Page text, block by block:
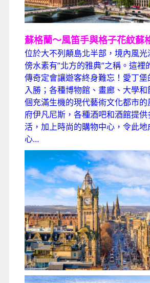
蘇格蘭～風笛手與格子花紋蘇
位於大不列顛島北半部，境內風
傍水素有”北方的雅典”之稱。這裡
傳奇定會讓遊客終身難忘！愛丁
入勝；各種博物館、畫廊、大學
個充滿生機的現代藝術文化都市
府伊凡尼斯，各種酒吧和酒館提
活，加上時尚的購物中心，令此地
心…